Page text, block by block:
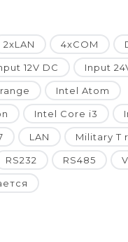
2xLAN 4xCOM
12V DC Input
Intel Atom
Intel Core i3
LAN Military T
RS232 RS485